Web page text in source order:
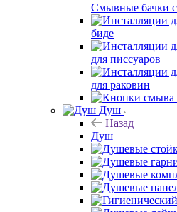
Смывные бачки
биде
для писсуаров
для раковин
Душ
Назад
Душ